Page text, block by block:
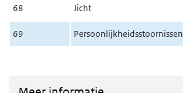
68 Jicht
69 Persoonlijkheidsstoornissen